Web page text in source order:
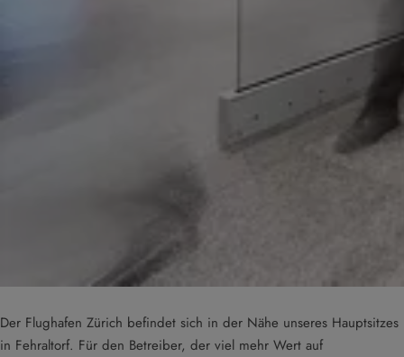
Der Flughafen Zürich befindet sich in der Nähe unseres Hauptsitzes
in Fehraltorf. Für den Betreiber, der viel mehr Wert auf